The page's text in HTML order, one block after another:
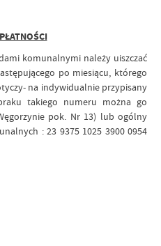
komunalnymi należy uiszczać
po miesiącu, którego
na indywidualnie przypisany
takiego numeru można go
pok. Nr 13) lub ogólny
: 23 9375 1025 3900 0954